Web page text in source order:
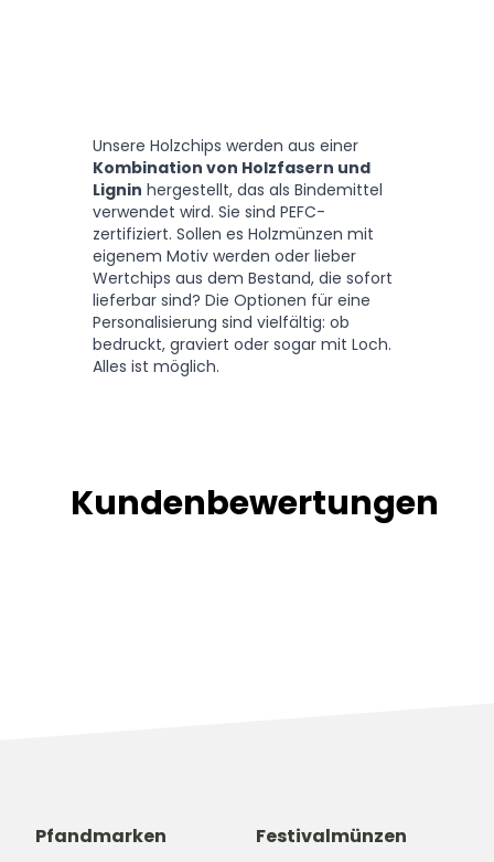
Unsere Holzchips werden aus einer
Kombination von Holzfasern und
Lignin hergestellt, das als Bindemittel
verwendet wird. Sie sind PEFC-
zertifiziert. Sollen es Holzmünzen mit
eigenem Motiv werden oder lieber
Wertchips aus dem Bestand, die sofort
lieferbar sind? Die Optionen für eine
Personalisierung sind vielfältig: ob
bedruckt, graviert oder sogar mit Loch.
Alles ist möglich.
Kundenbewertungen
Pfandmarken
Festivalmünzen